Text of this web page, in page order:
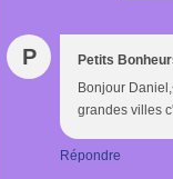
P Petits
Bonjour
grandes villes
Répondre